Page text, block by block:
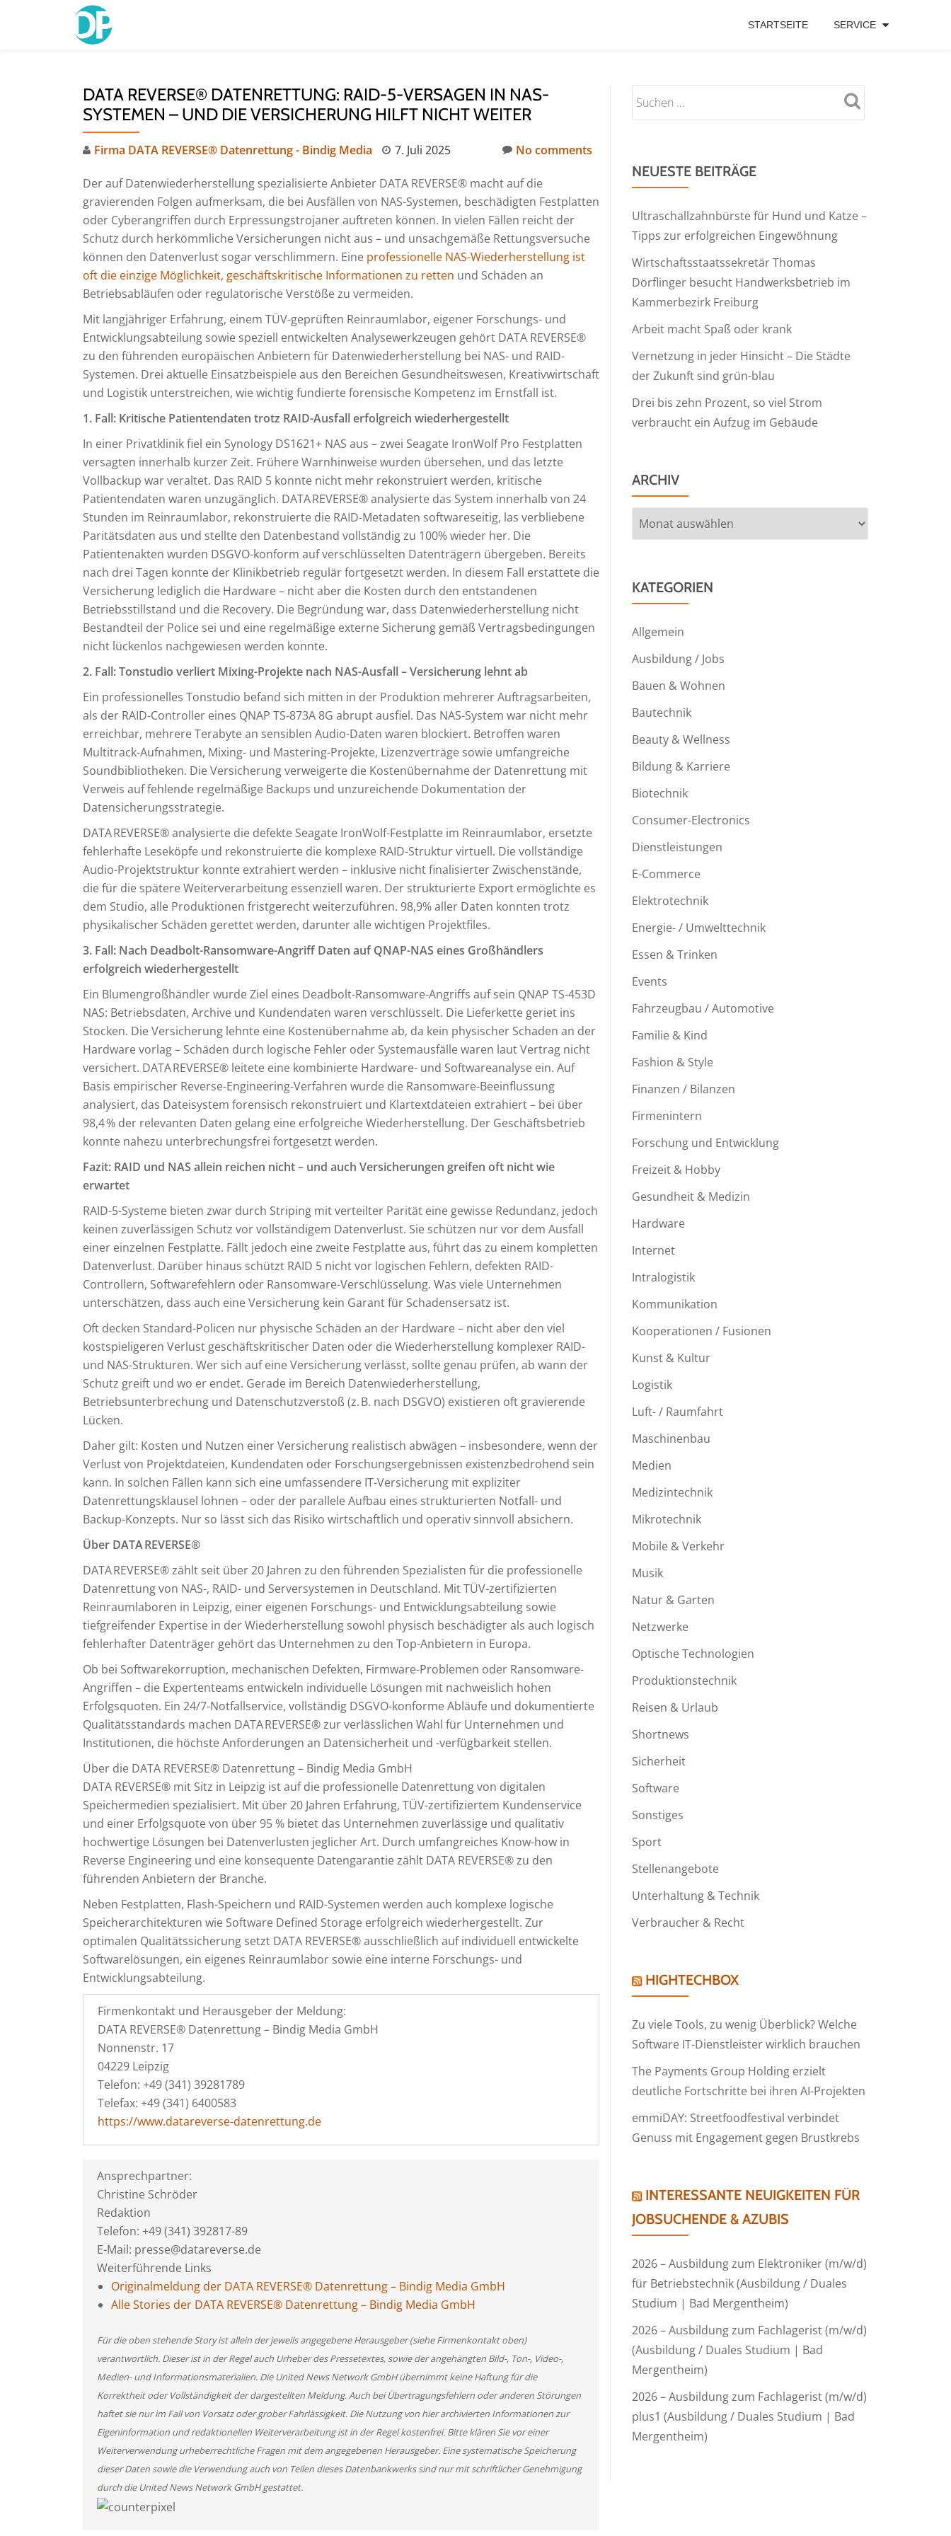
STARTSEITE SERVICE
DATA REVERSE® DATENRETTUNG: RAID-5-VERSAGEN IN NAS-
SYSTEMEN – UND DIE VERSICHERUNG HILFT NICHT WEITER
Firma DATA REVERSE® Datenrettung - Bindig Media 7. Juli 2025 No comments
Der auf Datenwiederherstellung spezialisierte Anbieter DATA REVERSE® macht auf die
gravierenden Folgen aufmerksam, die bei Ausfällen von NAS-Systemen, beschädigten Festplatten
oder Cyberangriffen durch Erpressungstrojaner auftreten können. In vielen Fällen reicht der
Schutz durch herkömmliche Versicherungen nicht aus – und unsachgemäße Rettungsversuche
können den Datenverlust sogar verschlimmern. Eine professionelle NAS-Wiederherstellung ist
oft die einzige Möglichkeit, geschäftskritische Informationen zu retten und Schäden an
Betriebsabläufen oder regulatorische Verstöße zu vermeiden.
Mit langjähriger Erfahrung, einem TÜV-geprüften Reinraumlabor, eigener Forschungs- und
Entwicklungsabteilung sowie speziell entwickelten Analysewerkzeugen gehört DATA REVERSE®
zu den führenden europäischen Anbietern für Datenwiederherstellung bei NAS- und RAID-
Systemen. Drei aktuelle Einsatzbeispiele aus den Bereichen Gesundheitswesen, Kreativwirtschaft
und Logistik unterstreichen, wie wichtig fundierte forensische Kompetenz im Ernstfall ist.
1. Fall: Kritische Patientendaten trotz RAID-Ausfall erfolgreich wiederhergestellt
In einer Privatklinik fiel ein Synology DS1621+ NAS aus – zwei Seagate IronWolf Pro Festplatten
versagten innerhalb kurzer Zeit. Frühere Warnhinweise wurden übersehen, und das letzte
Vollbackup war veraltet. Das RAID 5 konnte nicht mehr rekonstruiert werden, kritische
Patientendaten waren unzugänglich. DATA REVERSE® analysierte das System innerhalb von 24
Stunden im Reinraumlabor, rekonstruierte die RAID-Metadaten softwareseitig, las verbliebene
Paritätsdaten aus und stellte den Datenbestand vollständig zu 100% wieder her. Die
Patientenakten wurden DSGVO-konform auf verschlüsselten Datenträgern übergeben. Bereits
nach drei Tagen konnte der Klinikbetrieb regulär fortgesetzt werden. In diesem Fall erstattete die
Versicherung lediglich die Hardware – nicht aber die Kosten durch den entstandenen
Betriebsstillstand und die Recovery. Die Begründung war, dass Datenwiederherstellung nicht
Bestandteil der Police sei und eine regelmäßige externe Sicherung gemäß Vertragsbedingungen
nicht lückenlos nachgewiesen werden konnte.
2. Fall: Tonstudio verliert Mixing-Projekte nach NAS-Ausfall – Versicherung lehnt ab
Ein professionelles Tonstudio befand sich mitten in der Produktion mehrerer Auftragsarbeiten,
als der RAID-Controller eines QNAP TS-873A 8G abrupt ausfiel. Das NAS-System war nicht mehr
erreichbar, mehrere Terabyte an sensiblen Audio-Daten waren blockiert. Betroffen waren
Multitrack-Aufnahmen, Mixing- und Mastering-Projekte, Lizenzverträge sowie umfangreiche
Soundbibliotheken. Die Versicherung verweigerte die Kostenübernahme der Datenrettung mit
Verweis auf fehlende regelmäßige Backups und unzureichende Dokumentation der
Datensicherungsstrategie.
DATA REVERSE® analysierte die defekte Seagate IronWolf-Festplatte im Reinraumlabor, ersetzte
fehlerhafte Leseköpfe und rekonstruierte die komplexe RAID-Struktur virtuell. Die vollständige
Audio-Projektstruktur konnte extrahiert werden – inklusive nicht finalisierter Zwischenstände,
die für die spätere Weiterverarbeitung essenziell waren. Der strukturierte Export ermöglichte es
dem Studio, alle Produktionen fristgerecht weiterzuführen. 98,9% aller Daten konnten trotz
physikalischer Schäden gerettet werden, darunter alle wichtigen Projektfiles.
3. Fall: Nach Deadbolt-Ransomware-Angriff Daten auf QNAP-NAS eines Großhändlers
erfolgreich wiederhergestellt
Ein Blumengroßhändler wurde Ziel eines Deadbolt-Ransomware-Angriffs auf sein QNAP TS-453D
NAS: Betriebsdaten, Archive und Kundendaten waren verschlüsselt. Die Lieferkette geriet ins
Stocken. Die Versicherung lehnte eine Kostenübernahme ab, da kein physischer Schaden an der
Hardware vorlag – Schäden durch logische Fehler oder Systemausfälle waren laut Vertrag nicht
versichert. DATA REVERSE® leitete eine kombinierte Hardware- und Softwareanalyse ein. Auf
Basis empirischer Reverse-Engineering-Verfahren wurde die Ransomware-Beeinflussung
analysiert, das Dateisystem forensisch rekonstruiert und Klartextdateien extrahiert – bei über
98,4 % der relevanten Daten gelang eine erfolgreiche Wiederherstellung. Der Geschäftsbetrieb
konnte nahezu unterbrechungsfrei fortgesetzt werden.
Fazit: RAID und NAS allein reichen nicht – und auch Versicherungen greifen oft nicht wie
erwartet
RAID-5-Systeme bieten zwar durch Striping mit verteilter Parität eine gewisse Redundanz, jedoch
keinen zuverlässigen Schutz vor vollständigem Datenverlust. Sie schützen nur vor dem Ausfall
einer einzelnen Festplatte. Fällt jedoch eine zweite Festplatte aus, führt das zu einem kompletten
Datenverlust. Darüber hinaus schützt RAID 5 nicht vor logischen Fehlern, defekten RAID-
Controllern, Softwarefehlern oder Ransomware-Verschlüsselung. Was viele Unternehmen
unterschätzen, dass auch eine Versicherung kein Garant für Schadensersatz ist.
Oft decken Standard-Policen nur physische Schäden an der Hardware – nicht aber den viel
kostspieligeren Verlust geschäftskritischer Daten oder die Wiederherstellung komplexer RAID-
und NAS-Strukturen. Wer sich auf eine Versicherung verlässt, sollte genau prüfen, ab wann der
Schutz greift und wo er endet. Gerade im Bereich Datenwiederherstellung,
Betriebsunterbrechung und Datenschutzverstoß (z. B. nach DSGVO) existieren oft gravierende
Lücken.
Daher gilt: Kosten und Nutzen einer Versicherung realistisch abwägen – insbesondere, wenn der
Verlust von Projektdateien, Kundendaten oder Forschungsergebnissen existenzbedrohend sein
kann. In solchen Fällen kann sich eine umfassendere IT-Versicherung mit expliziter
Datenrettungsklausel lohnen – oder der parallele Aufbau eines strukturierten Notfall- und
Backup-Konzepts. Nur so lässt sich das Risiko wirtschaftlich und operativ sinnvoll absichern.
Über DATAREVERSE®
DATA REVERSE® zählt seit über 20 Jahren zu den führenden Spezialisten für die professionelle
Datenrettung von NAS-, RAID- und Serversystemen in Deutschland. Mit TÜV-zertifizierten
Reinraumlaboren in Leipzig, einer eigenen Forschungs- und Entwicklungsabteilung sowie
tiefgreifender Expertise in der Wiederherstellung sowohl physisch beschädigter als auch logisch
fehlerhafter Datenträger gehört das Unternehmen zu den Top-Anbietern in Europa.
Ob bei Softwarekorruption, mechanischen Defekten, Firmware-Problemen oder Ransomware-
Angriffen – die Expertenteams entwickeln individuelle Lösungen mit nachweislich hohen
Erfolgsquoten. Ein 24/7-Notfallservice, vollständig DSGVO-konforme Abläufe und dokumentierte
Qualitätsstandards machen DATA REVERSE® zur verlässlichen Wahl für Unternehmen und
Institutionen, die höchste Anforderungen an Datensicherheit und -verfügbarkeit stellen.
Über die DATA REVERSE® Datenrettung – Bindig Media GmbH
DATA REVERSE® mit Sitz in Leipzig ist auf die professionelle Datenrettung von digitalen
Speichermedien spezialisiert. Mit über 20 Jahren Erfahrung, TÜV-zertifiziertem Kundenservice
und einer Erfolgsquote von über 95 % bietet das Unternehmen zuverlässige und qualitativ
hochwertige Lösungen bei Datenverlusten jeglicher Art. Durch umfangreiches Know-how in
Reverse Engineering und eine konsequente Datengarantie zählt DATA REVERSE® zu den
führenden Anbietern der Branche.
Neben Festplatten, Flash-Speichern und RAID-Systemen werden auch komplexe logische
Speicherarchitekturen wie Software Defined Storage erfolgreich wiederhergestellt. Zur
optimalen Qualitätssicherung setzt DATA REVERSE® ausschließlich auf individuell entwickelte
Softwarelösungen, ein eigenes Reinraumlabor sowie eine interne Forschungs- und
Entwicklungsabteilung.
Firmenkontakt und Herausgeber der Meldung:
DATA REVERSE® Datenrettung – Bindig Media GmbH
Nonnenstr. 17
04229 Leipzig
Telefon: +49 (341) 39281789
Telefax: +49 (341) 6400583
https://www.datareverse-datenrettung.de
Ansprechpartner:
Christine Schröder
Redaktion
Telefon: +49 (341) 392817-89
E-Mail: presse@datareverse.de
Weiterführende Links
Originalmeldung der DATA REVERSE® Datenrettung – Bindig Media GmbH
Alle Stories der DATA REVERSE® Datenrettung – Bindig Media GmbH
Für die oben stehende Story ist allein der jeweils angegebene Herausgeber (siehe Firmenkontakt oben)
verantwortlich. Dieser ist in der Regel auch Urheber des Pressetextes, sowie der angehängten Bild-, Ton-, Video-,
Medien- und Informationsmaterialien. Die United News Network GmbH übernimmt keine Haftung für die
Korrektheit oder Vollständigkeit der dargestellten Meldung. Auch bei Übertragungsfehlern oder anderen Störungen
haftet sie nur im Fall von Vorsatz oder grober Fahrlässigkeit. Die Nutzung von hier archivierten Informationen zur
Eigeninformation und redaktionellen Weiterverarbeitung ist in der Regel kostenfrei. Bitte klären Sie vor einer
Weiterverwendung urheberrechtliche Fragen mit dem angegebenen Herausgeber. Eine systematische Speicherung
dieser Daten sowie die Verwendung auch von Teilen dieses Datenbankwerks sind nur mit schriftlicher Genehmigung
durch die United News Network GmbH gestattet.
NEUESTE BEITRÄGE
Ultraschallzahnbürste für Hund und Katze –
Tipps zur erfolgreichen Eingewöhnung
Wirtschaftsstaatssekretär Thomas
Dörflinger besucht Handwerksbetrieb im
Kammerbezirk Freiburg
Arbeit macht Spaß oder krank
Vernetzung in jeder Hinsicht – Die Städte
der Zukunft sind grün-blau
Drei bis zehn Prozent, so viel Strom
verbraucht ein Aufzug im Gebäude
ARCHIV
Archiv
KATEGORIEN
Allgemein
Ausbildung / Jobs
Bauen & Wohnen
Bautechnik
Beauty & Wellness
Bildung & Karriere
Biotechnik
Consumer-Electronics
Dienstleistungen
E-Commerce
Elektrotechnik
Energie- / Umwelttechnik
Essen & Trinken
Events
Fahrzeugbau / Automotive
Familie & Kind
Fashion & Style
Finanzen / Bilanzen
Firmenintern
Forschung und Entwicklung
Freizeit & Hobby
Gesundheit & Medizin
Hardware
Internet
Intralogistik
Kommunikation
Kooperationen / Fusionen
Kunst & Kultur
Logistik
Luft- / Raumfahrt
Maschinenbau
Medien
Medizintechnik
Mikrotechnik
Mobile & Verkehr
Musik
Natur & Garten
Netzwerke
Optische Technologien
Produktionstechnik
Reisen & Urlaub
Shortnews
Sicherheit
Software
Sonstiges
Sport
Stellenangebote
Unterhaltung & Technik
Verbraucher & Recht
HIGHTECHBOX
Zu viele Tools, zu wenig Überblick? Welche
Software IT-Dienstleister wirklich brauchen
The Payments Group Holding erzielt
deutliche Fortschritte bei ihren AI-Projekten
emmiDAY: Streetfoodfestival verbindet
Genuss mit Engagement gegen Brustkrebs
INTERESSANTE NEUIGKEITEN FÜR
JOBSUCHENDE & AZUBIS
2026 – Ausbildung zum Elektroniker (m/w/d)
für Betriebstechnik (Ausbildung / Duales
Studium | Bad Mergentheim)
2026 – Ausbildung zum Fachlagerist (m/w/d)
(Ausbildung / Duales Studium | Bad
Mergentheim)
2026 – Ausbildung zum Fachlagerist (m/w/d)
plus1 (Ausbildung / Duales Studium | Bad
Mergentheim)